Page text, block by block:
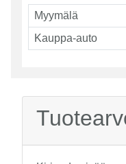
Myymälä
Kauppa-auto